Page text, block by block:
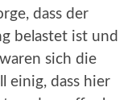
dass der
belastet ist und
sich die
einig, dass hier